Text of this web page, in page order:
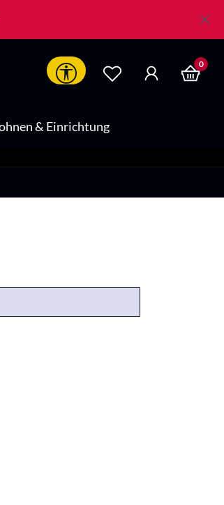
Werkzeugleiste anzeigen
0
& Einrichtung